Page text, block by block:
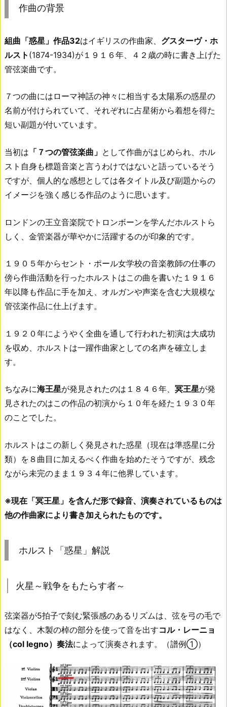
作曲の背景
組曲「惑星」作品32はイギリスの作曲家、 グスターヴ・ホ
ルスト (1874-1934)が１９１６年、４２歳の時に書き上げた
管弦楽曲です。
７つの曲にはローマ神話の神々に相当する太陽系の惑星の
名前が付けられていて、それぞれに占星術から着想を得た
短い副題が付いています。
当初は 「７つの管弦楽曲」 として作曲がはじめられ、ホル
スト自身も標題音楽と言うわけではないと語っているそう
ですが、個人的な感想としては各タイトル及び副題からの
イメージを強く感じる作品のように思います。
ロンドンの王立音楽院でトロンボーンを学んだホルストら
しく、金管楽器が華やかに活躍するのが印象的です。
１９０５年からセント・ポール女学校の音楽教師の仕事の
傍ら作曲活動を行ったホルストはこの曲を書いた１９１６
年以降も作品に手を加え、オルガンや声楽を含む大規模な
管弦楽作品に仕上げます。
１９２０年にようやく全曲を通して行われた初演は大成功
を収め、ホルストは一躍作曲家としての名声を確立しま
す。
ちなみに海王星が発見されたのは１８４６年、 冥王星が発
見されたのはこの作品の初演から１０年を経た１９３０年
のことでした。
ホルストはこの新しく発見された惑星（現在は準惑星に分
類）を８曲目に加えるべく作曲を始めたそうですが、残念
ながら未完のまま１９３４年に他界しています。
※現在「冥王星」を含んだ形で録音、演奏されているものは
他の作曲家により書き加えられたものです。
ホルスト「惑星」解説
火星～戦争をもたらす者～
弦楽器が5拍子で刻む緊張感のあるリズムは、弦を弓の毛で
はなく、木製の棹の部分を使って音を出すコル・レーニョ
（col legno）奏法によって演奏されます。（譜例①）